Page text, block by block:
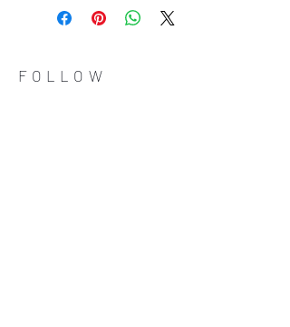
do in case they are dissatisfied with their
trust and reassure your customers that
they can buy with confidence.
FOLLOW